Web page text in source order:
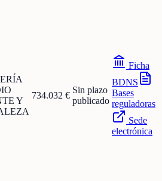
Y
734.032 €
Sin plazo
publicado
Ficha
BDNS
Bases
reguladoras
Sede
electrónica